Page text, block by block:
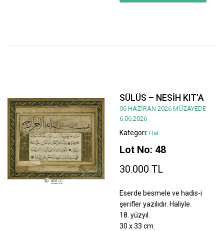
SÜLÜS – NESİH KIT’A
06 HAZİRAN 2026 MÜZAYEDE
6.06.2026
Kategori: Hat
Lot No: 48
30.000 TL
Eserde besmele ve hadis-i
şerifler yazılıdır. Haliyle.
18. yüzyıl.
30 x 33 cm.